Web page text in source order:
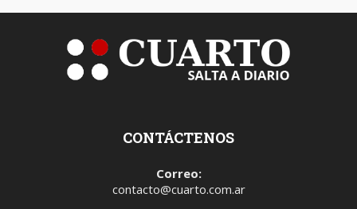
CONTÁCTENOS
Correo:
contacto@cuarto.com.ar